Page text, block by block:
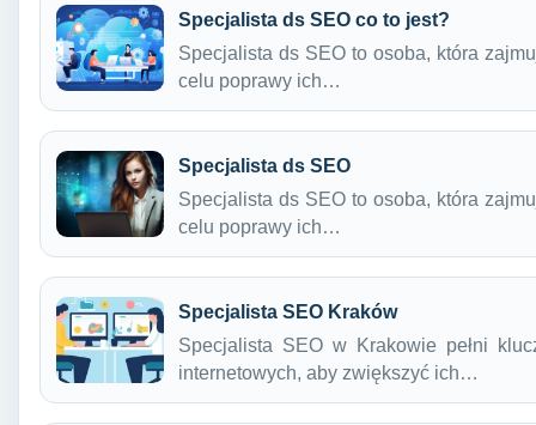
Specjalista ds SEO co to jest?
Specjalista ds SEO to osoba, która
celu poprawy ich…
Specjalista ds SEO
Specjalista ds SEO to osoba, która
celu poprawy ich…
Specjalista SEO Kraków
Specjalista SEO w Krakowie pełni
internetowych, aby zwiększyć ich…